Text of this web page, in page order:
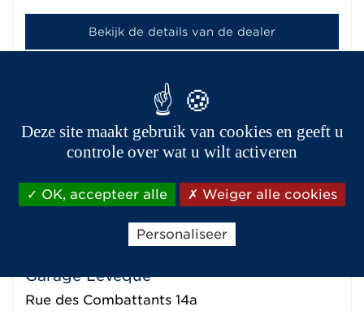
Bekijk de details van de dealer
Garage Marchand
Rue du Grand Bon Dieu 12
Somzée
Bekijk de details van de dealer
Garage Leveque
Rue des Combattants 14a
Deze site maakt gebruik van cookies en geeft u
controle over wat u wilt activeren
OK, accepteer alle Weiger alle cookies
Personaliseer